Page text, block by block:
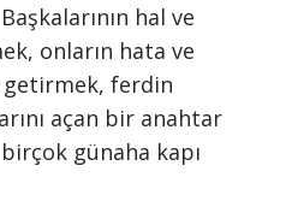
hal ve
onların hata ve
getirmek, ferdin
açan bir anahtar
günaha kapı